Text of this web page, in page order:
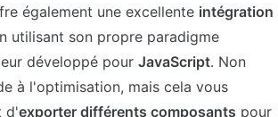
également une excellente intégration
utilisant son propre paradigme
développé pour JavaScript. Non
à l'optimisation, mais cela vous
d'exporter différents composants pour